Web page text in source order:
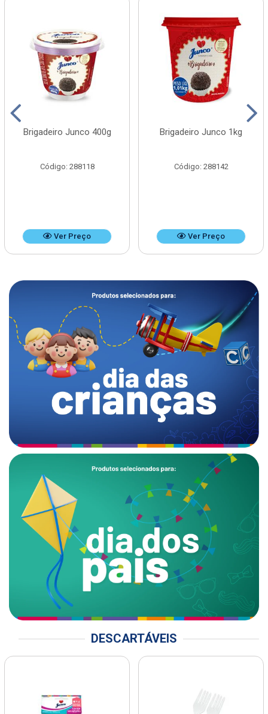
Brigadeiro Junco 400g
Código: 288118
Ver Preço
Brigadeiro Junco 1kg
Código: 288142
Ver Preço
DESCARTÁVEIS